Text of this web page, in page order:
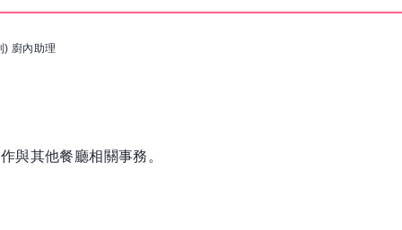
) 廚內助理
與其他餐廳相關事務。